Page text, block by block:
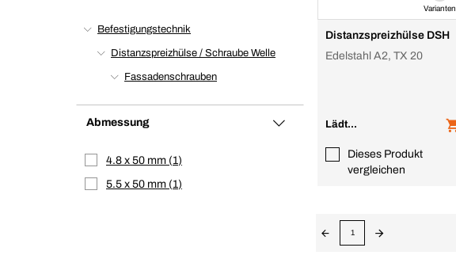
Befestigungstechnik
Distanzspreizhülse / Schraube Welle
Fassadenschrauben
Abmessung
4.8 x 50 mm 1
5.5 x 50 mm 1
Varianten
Distanzspreizhülse DSH
Edelstahl A2, TX 20
Lädt...
Dieses Produkt
vergleichen
1